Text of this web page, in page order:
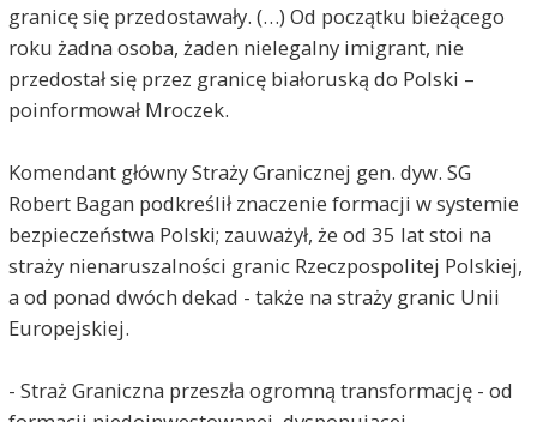
granicę się przedostawały. (…) Od początku bieżącego
roku żadna osoba, żaden nielegalny imigrant, nie
przedostał się przez granicę białoruską do Polski –
poinformował Mroczek.
Komendant główny Straży Granicznej gen. dyw. SG
Robert Bagan podkreślił znaczenie formacji w systemie
bezpieczeństwa Polski; zauważył, że od 35 lat stoi na
straży nienaruszalności granic Rzeczpospolitej Polskiej,
a od ponad dwóch dekad - także na straży granic Unii
Europejskiej.
- Straż Graniczna przeszła ogromną transformację - od